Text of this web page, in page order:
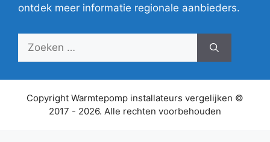
ontdek meer informatie regionale aanbieders.
Zoek
Copyright Warmtepomp installateurs vergelijken ©
2017 - 2026. Alle rechten voorbehouden